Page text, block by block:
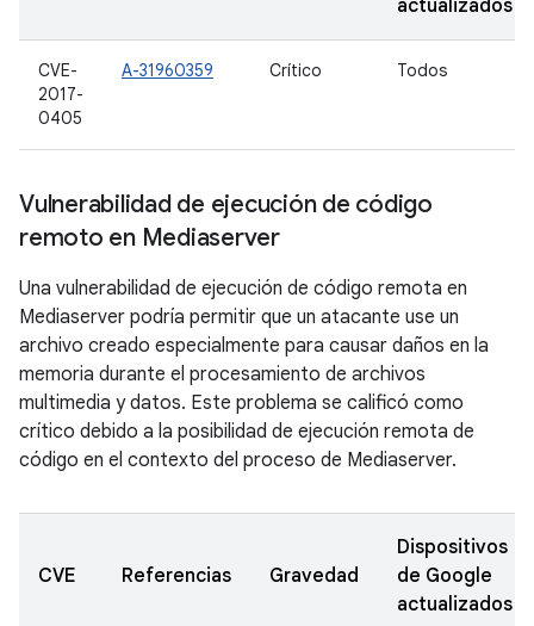
actualizados
CVE-
2017-
0405
A-31960359 Crítico Todos
Vulnerabilidad de ejecución de código
remoto en Mediaserver
Una vulnerabilidad de ejecución de código remota en
Mediaserver podría permitir que un atacante use un
archivo creado especialmente para causar daños en la
memoria durante el procesamiento de archivos
multimedia y datos. Este problema se calificó como
crítico debido a la posibilidad de ejecución remota de
código en el contexto del proceso de Mediaserver.
CVE Referencias Gravedad
Dispositivos
de Google
actualizados